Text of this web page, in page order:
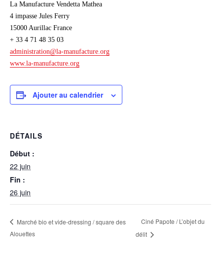
La Manufacture Vendetta Mathea
4 impasse Jules Ferry
15000 Aurillac France
+ 33 4 71 48 35 03
administration@la-manufacture.org
www.la-manufacture.org
Ajouter au calendrier
DÉTAILS
Début :
22 juin
Fin :
26 juin
Marché bio et vide-dressing / square des
Alouettes
Ciné Papote / L’objet du
délit